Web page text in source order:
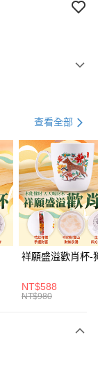
轉到大哥付的交易
查看全部
祥願盛溢歡肖杯-
NT$588
NT$980